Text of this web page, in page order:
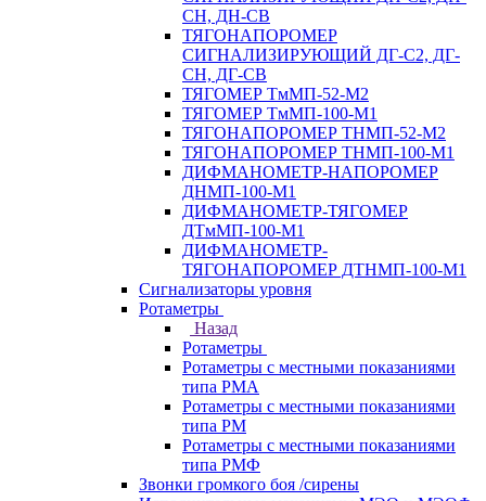
СН, ДН-СВ
ТЯГОНАПОРОМЕР
СИГНАЛИЗИРУЮЩИЙ ДГ-С2, ДГ-
СН, ДГ-СВ
ТЯГОМЕР ТмМП-52-М2
ТЯГОМЕР ТмМП-100-М1
ТЯГОНАПОРОМЕР ТНМП-52-М2
ТЯГОНАПОРОМЕР ТНМП-100-М1
ДИФМАНОМЕТР-НАПОРОМЕР
ДНМП-100-М1
ДИФМАНОМЕТР-ТЯГОМЕР
ДТмМП-100-М1
ДИФМАНОМЕТР-
ТЯГОНАПОРОМЕР ДТНМП-100-М1
Сигнализаторы уровня
Ротаметры
Назад
Ротаметры
Ротаметры с местными показаниями
типа РМА
Ротаметры с местными показаниями
типа РМ
Ротаметры с местными показаниями
типа РМФ
Звонки громкого боя /сирены